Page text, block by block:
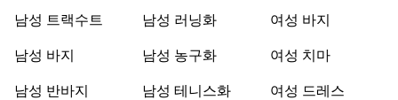
남성 트랙수트
남성 바지
남성 반바지
남성 러닝화
남성 농구화
남성 테니스화
여성 바지
여성 치마
여성 드레스